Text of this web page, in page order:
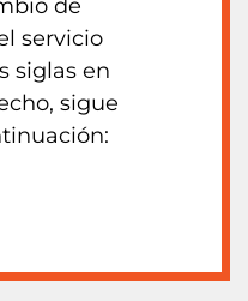
de
servicio
siglas en
sigue